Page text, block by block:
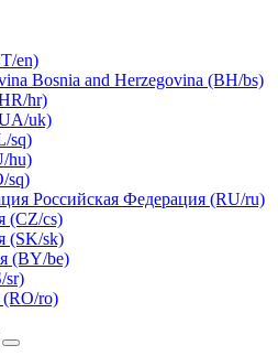
en)
Bosnia and Herzegovina (BH/bs)
hr)
uk)
sq)
hu)
sq)
Российская Федерация (RU/ru)
(CZ/cs)
(SK/sk)
(BY/be)
sr)
ro)